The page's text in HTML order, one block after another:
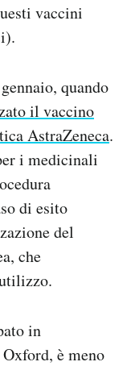
vaccini
quando
il vaccino
AstraZeneca.
i medicinali
di esito
del
che
in
è meno